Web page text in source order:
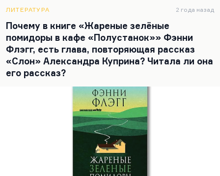
ЛИТЕРАТУРА 2 года назад
Почему в книге «Жареные зелёные
помидоры в кафе «Полустанок»» Фэнни
Флэгг, есть глава, повторяющая рассказ
«Слон» Александра Куприна? Читала ли она
его рассказ?